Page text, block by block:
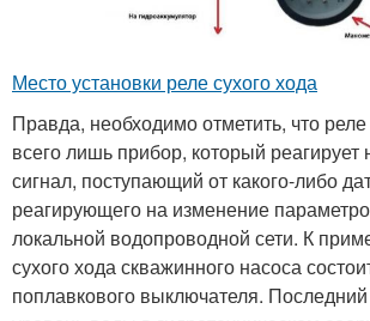
Место установки реле сухого хода
Правда, необходимо отметить, что реле
всего лишь прибор, который
сигнал, поступающий от какого-либо
реагирующего на изменение
локальной водопроводной сети. К
сухого хода скважинного насоса
поплавкового выключателя.